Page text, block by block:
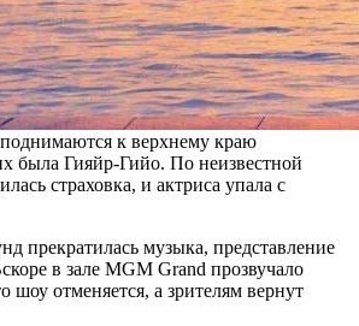
академии Анни Фрателлини,
проработала акробатом 22 года, в
выступала с 2004 года.
трагедия произошла в конце
«Последняя битва», когда несколько
поднимаются к верхнему краю
была Гияйр-Гийо. По неизвестной
страховка, и актриса упала с
прекратилась музыка, представление
в зале MGM Grand прозвучало
шоу отменяется, а зрителям вернут